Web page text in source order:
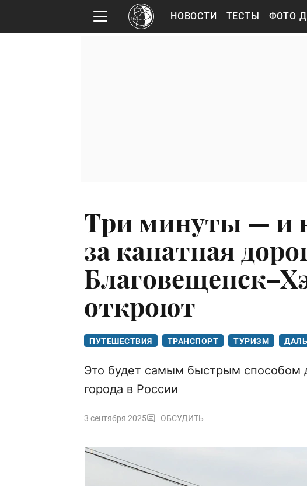
НОВОСТИ ТЕСТЫ ФОТО
Три минуты — и
за канатная
откроют
ПУТЕШЕСТВИЯ ТРАНСПОРТ ТУРИЗМ
Это будет самым быстрым способом
города в России
3 сентября 2025 ОБСУДИТЬ